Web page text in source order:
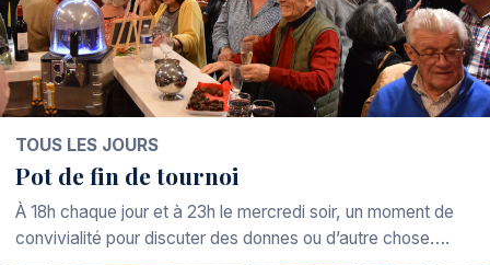
TOUS LES JOURS
Pot de fin de tournoi
À 18h chaque jour et à 23h le mercredi soir, un moment de
convivialité pour discuter des donnes ou d’autre chose….